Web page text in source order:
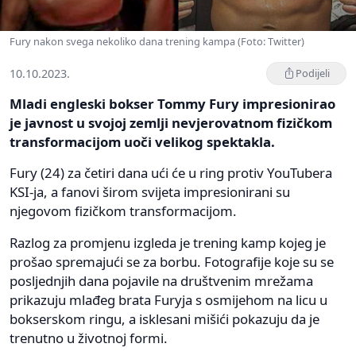
Fury nakon svega nekoliko dana trening kampa (Foto: Twitter)
10.10.2023. Podijeli
Mladi engleski bokser Tommy Fury impresionirao
je javnost u svojoj zemlji nevjerovatnom fizičkom
transformacijom uoči velikog spektakla.
Fury (24) za četiri dana ući će u ring protiv YouTubera
KSI-ja, a fanovi širom svijeta impresionirani su
njegovom fizičkom transformacijom.
Razlog za promjenu izgleda je trening kamp kojeg je
prošao spremajući se za borbu. Fotografije koje su se
posljednjih dana pojavile na društvenim mrežama
prikazuju mlađeg brata Furyja s osmijehom na licu u
bokserskom ringu, a isklesani mišići pokazuju da je
trenutno u životnoj formi.